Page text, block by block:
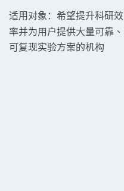
适用对象： 希望提升科研效
率并为用户提供大量可靠、
可复现实验方案的机构